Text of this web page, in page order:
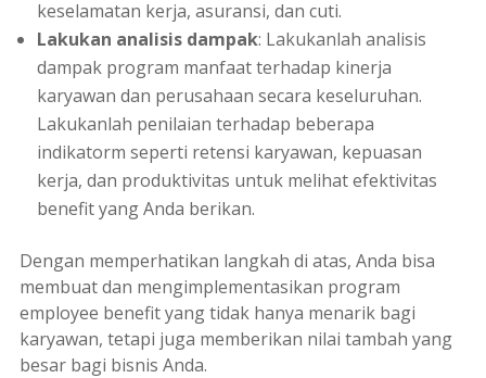
keselamatan kerja, asuransi, dan cuti.
Lakukan analisis dampak: Lakukanlah analisis
dampak program manfaat terhadap kinerja
karyawan dan perusahaan secara keseluruhan.
Lakukanlah penilaian terhadap beberapa
indikatorm seperti retensi karyawan, kepuasan
kerja, dan produktivitas untuk melihat efektivitas
benefit yang Anda berikan.
Dengan memperhatikan langkah di atas, Anda bisa
membuat dan mengimplementasikan program
employee benefityang tidak hanya menarik bagi
karyawan, tetapi juga memberikan nilai tambah yang
besar bagi bisnis Anda.